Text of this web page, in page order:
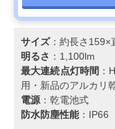
サイズ：約長さ159×
明るさ ：1,100lm
最大連続点灯時間 ：
用・新品のアルカリ
電源 ：乾電池式
防水防塵性能：IP66